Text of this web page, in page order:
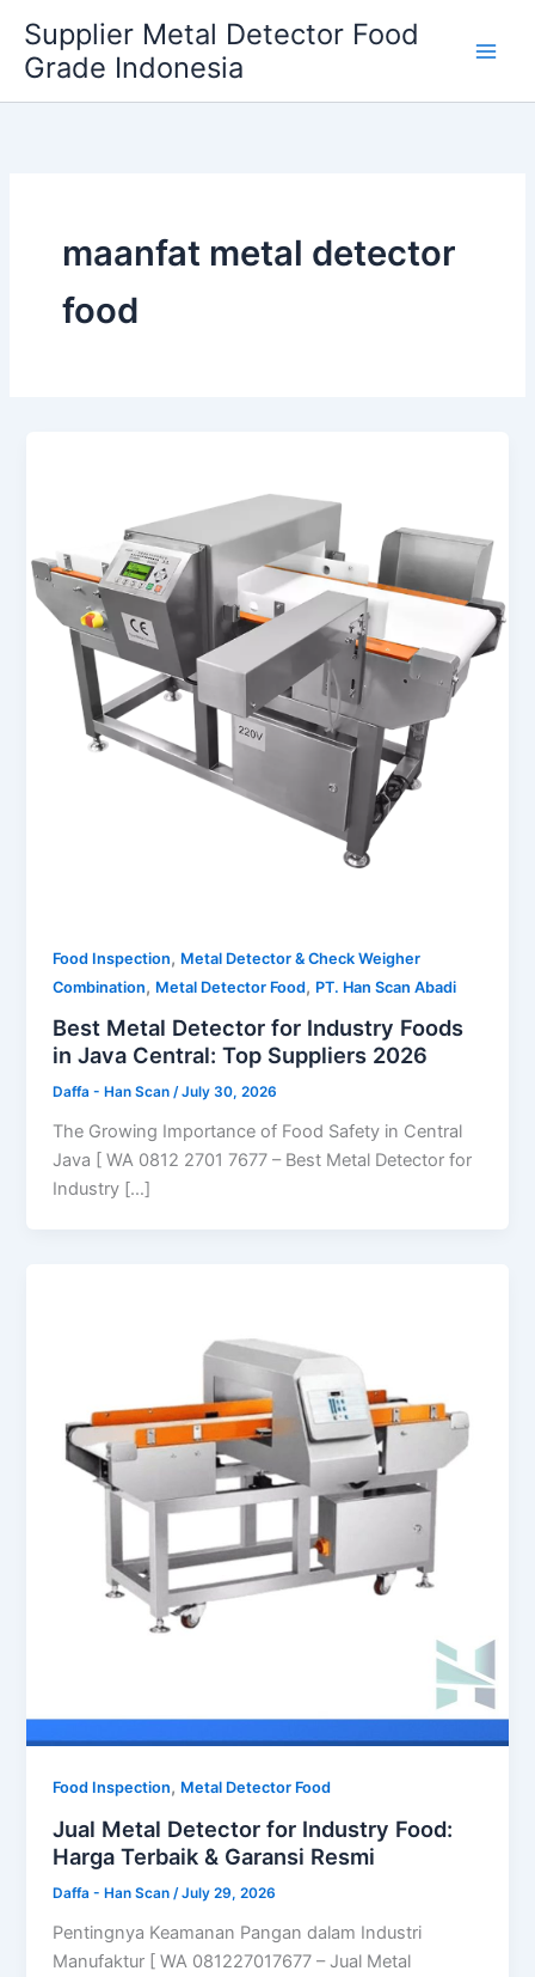
content
Supplier Metal Detector Food
Grade Indonesia
maanfat metal detector
food
Food Inspection, Metal Detector & Check Weigher
Combination, Metal Detector Food, PT. Han Scan Abadi
Best Metal Detector for Industry Foods
in Java Central: Top Suppliers 2026
Daffa - Han Scan/July 30, 2026
The Growing Importance of Food Safety in Central
Java [ WA 0812 2701 7677 – Best Metal Detector for
Industry […]
Food Inspection, Metal Detector Food
Jual Metal Detector for Industry Food:
Harga Terbaik & Garansi Resmi
Daffa - Han Scan /July 29, 2026
Pentingnya Keamanan Pangan dalam Industri
Manufaktur [ WA 081227017677 – Jual Metal